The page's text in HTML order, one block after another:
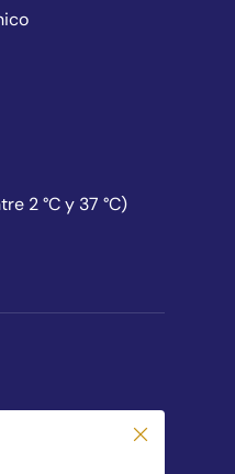
2 °C y 37 °C)
Cerrar